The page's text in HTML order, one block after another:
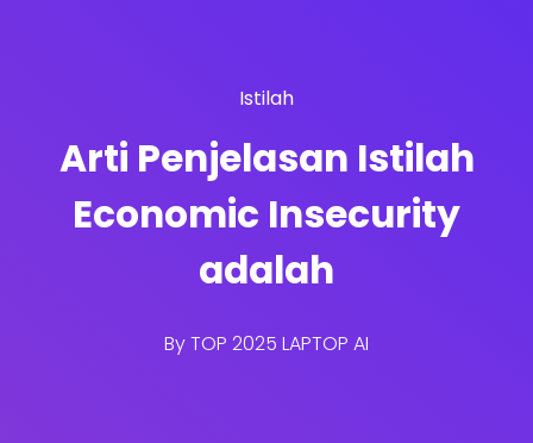
Istilah
Arti Penjelasan Istilah
Economic Insecurity
adalah
ByTOP 2025 LAPTOP AI